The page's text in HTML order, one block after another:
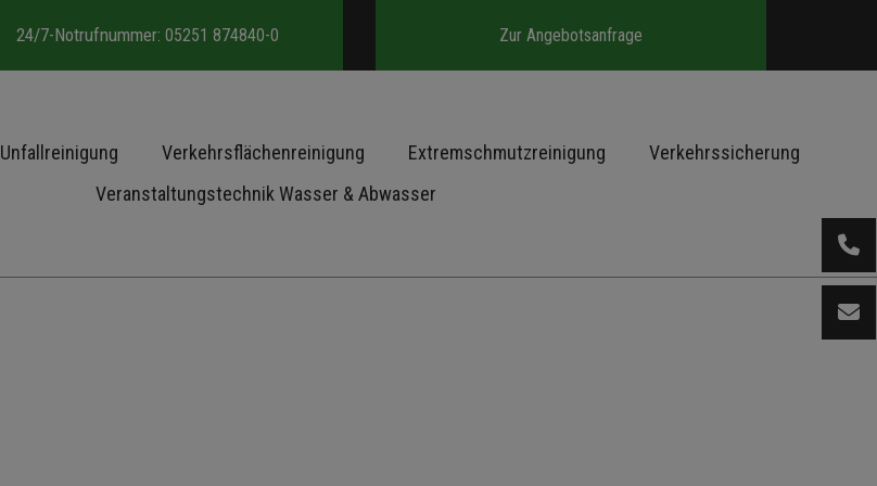
24/7-Notrufnummer: 05251 874840-0 Zur Angebotsanfrage
Unfallreinigung Verkehrsflächenreinigung Extremschmutzreinigung
Verkehrssicherung
Veranstaltungstechnik Wasser & Abwasser